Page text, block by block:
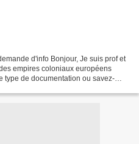
d'info Bonjour, Je suis prof et
empires coloniaux européens
type de documentation ou savez-